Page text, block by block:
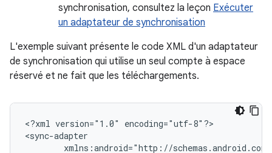
synchronisation, consultez la leçon Exécuter
un adaptateur de synchronisation
L'exemple suivant présente le code XML d'un adaptateur
de synchronisation qui utilise un seul compte à espace
réservé et ne fait que les téléchargements.
<?xml version="1.0"
encoding="utf-8"?>